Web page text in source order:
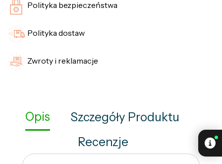
Polityka bezpieczeństwa
Polityka dostaw
Zwroty i reklamacje
Opis
Szczegóły Produktu
Recenzje